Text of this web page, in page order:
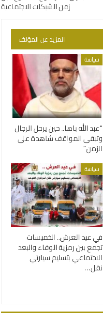
زمن الشبكات الاجتماعية
المزيد عن المؤلف
سياسة
“عبد الله باها.. حين يرحل الرجال
وتبقى المواقف شاهدة على
الزمن”
سياسة
في عيد العرش.. الخميسات
تجمع بين رمزية الوفاء والبعد
الاجتماعي بتسليم سيارتي
نقل…